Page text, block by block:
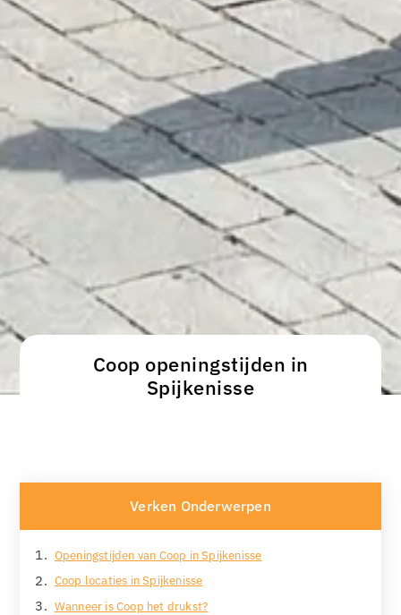
Coop openingstijden in
Spijkenisse
Verken Onderwerpen
Openingstijden van Coop in Spijkenisse
Coop locaties in Spijkenisse
Wanneer is Coop het drukst?